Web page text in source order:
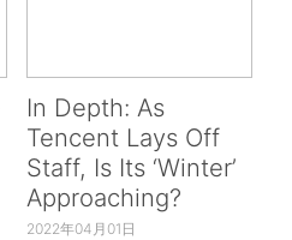
In Depth: As
Tencent Lays Off
Staff, Is Its ‘Winter’
Approaching?
2022年04月01日